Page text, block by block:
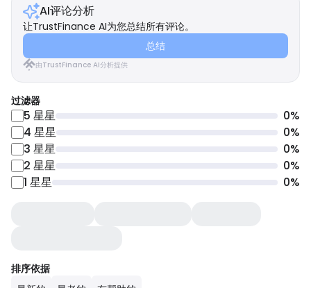
AI评论分析
让TrustFinance AI为您总结所有评论。
总结
由TrustFinance AI分析提供
过滤器
5 星星 0%
4 星星 0%
3 星星 0%
2 星星 0%
1 星星 0%
排序依据